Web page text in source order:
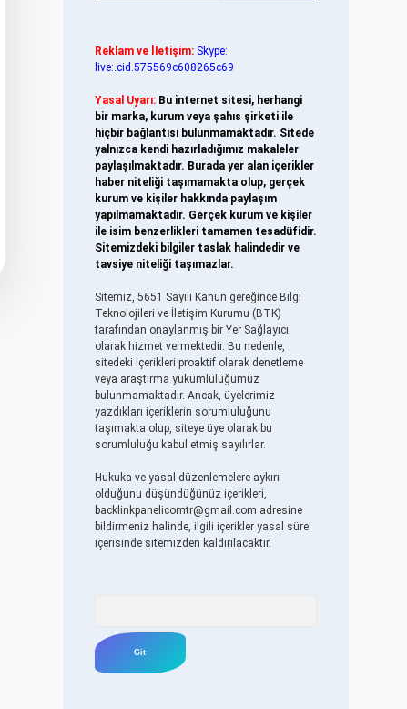
Reklam ve İletişim: Skype:
live:.cid.575569c608265c69
Yasal Uyarı: Bu internet sitesi, herhangi
bir marka, kurum veya şahıs şirketi ile
hiçbir bağlantısı bulunmamaktadır. Sitede
yalnızca kendi hazırladığımız makaleler
paylaşılmaktadır. Burada yer alan içerikler
haber niteliği taşımamakta olup, gerçek
kurum ve kişiler hakkında paylaşım
yapılmamaktadır. Gerçek kurum ve kişiler
ile isim benzerlikleri tamamen tesadüfidir.
Sitemizdeki bilgiler taslak halindedir ve
tavsiye niteliği taşımazlar.
Sitemiz, 5651 Sayılı Kanun gereğince Bilgi
Teknolojileri ve İletişim Kurumu (BTK)
tarafından onaylanmış bir Yer Sağlayıcı
olarak hizmet vermektedir. Bu nedenle,
sitedeki içerikleri proaktif olarak denetleme
veya araştırma yükümlülüğümüz
bulunmamaktadır. Ancak, üyelerimiz
yazdıkları içeriklerin sorumluluğunu
taşımakta olup, siteye üye olarak bu
sorumluluğu kabul etmiş sayılırlar.
Hukuka ve yasal düzenlemelere aykırı
olduğunu düşündüğünüz içerikleri,
backlinkpanelicomtr@gmail.com adresine
bildirmeniz halinde, ilgili içerikler yasal süre
içerisinde sitemizden kaldırılacaktır.